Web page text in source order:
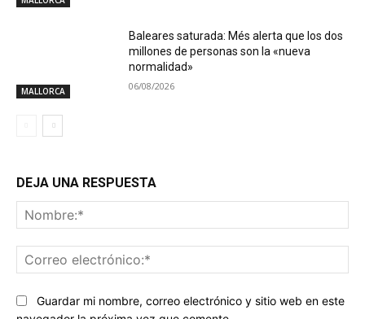
MALLORCA
Baleares saturada: Més alerta que los dos
millones de personas son la «nueva
normalidad»
06/08/2026
DEJA UNA RESPUESTA
Guardar mi nombre, correo electrónico y sitio web en este